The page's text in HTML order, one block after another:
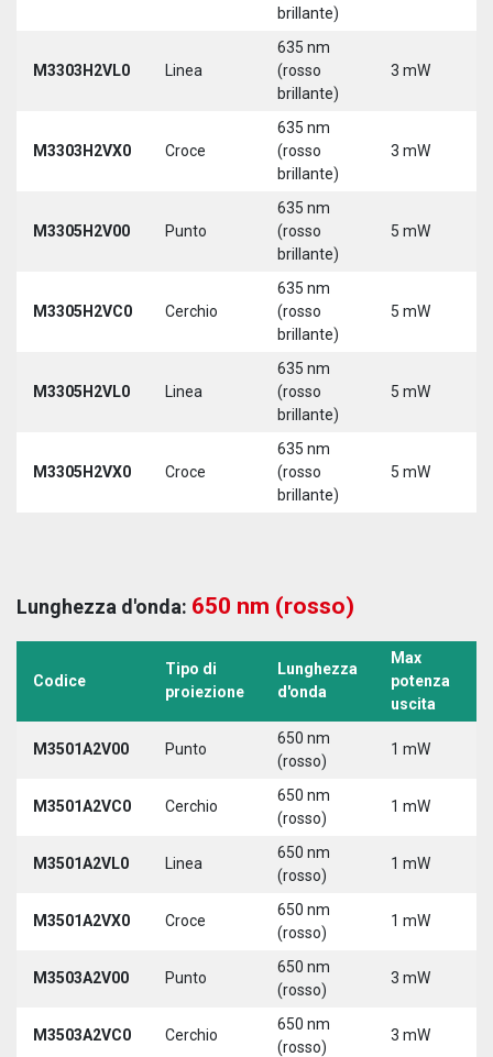
brillante)
M3303H2VL0 Linea
635 nm
(rosso
brillante)
3 mW
M3303H2VX0 Croce
635 nm
(rosso
brillante)
3 mW
M3305H2V00 Punto
635 nm
(rosso
brillante)
5 mW
M3305H2VC0 Cerchio
635 nm
(rosso
brillante)
5 mW
M3305H2VL0 Linea
635 nm
(rosso
brillante)
5 mW
M3305H2VX0 Croce
635 nm
(rosso
brillante)
5 mW
Lunghezza d'onda: 650 nm (rosso)
Codice
Tipo di
proiezione
Lunghezza
d'onda
Max
potenza
uscita
M3501A2V00 Punto
650 nm
(rosso)
1 mW
M3501A2VC0 Cerchio
650 nm
(rosso)
1 mW
M3501A2VL0 Linea
650 nm
(rosso)
1 mW
M3501A2VX0 Croce
650 nm
(rosso)
1 mW
M3503A2V00 Punto
650 nm
(rosso)
3 mW
M3503A2VC0 Cerchio
650 nm
(rosso)
3 mW